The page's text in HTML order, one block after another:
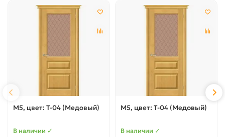
М5, цвет: Т-04 (Медовый)
В наличии ✓
М5, цвет: Т-04 (Медовый)
В наличии ✓